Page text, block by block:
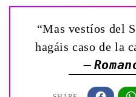
“Mas vestíos del
hagáis caso de la
—